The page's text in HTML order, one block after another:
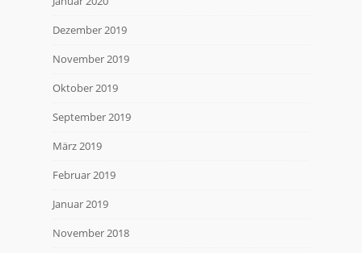
Dezember 2019
November 2019
Oktober 2019
September 2019
März 2019
Februar 2019
Januar 2019
November 2018